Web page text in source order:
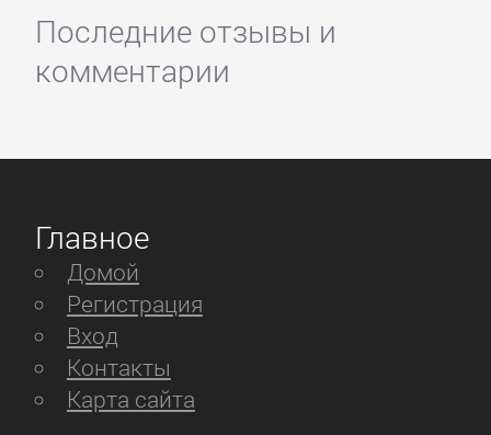
Последние отзывы и
комментарии
Главное
Домой
Регистрация
Вход
Контакты
Карта сайта